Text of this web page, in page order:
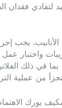
لتفادي فقدان
يجب
واختبار
في ذلك
من عملية
يورك